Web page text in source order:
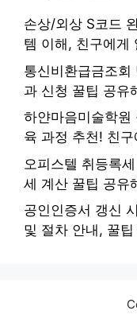
손상/외상 S코드
템 이해, 친구에게
통신비환급금조
과 신청 꿀팁 공유
하얀마음미술학
육 과정 추천! 친
오피스텔 취등록
세 계산 꿀팁 공유
공인인증서 갱신
및 절차 안내, 꿀